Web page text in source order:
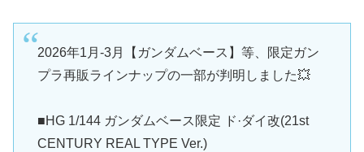
2026年1月-3月【ガンダムベース】等、限定ガン
プラ再販ラインナップの一部が判明しました💥
■HG 1/144 ガンダムベース限定 ド·ダイ改(21st
CENTURY REAL TYPE Ver.)